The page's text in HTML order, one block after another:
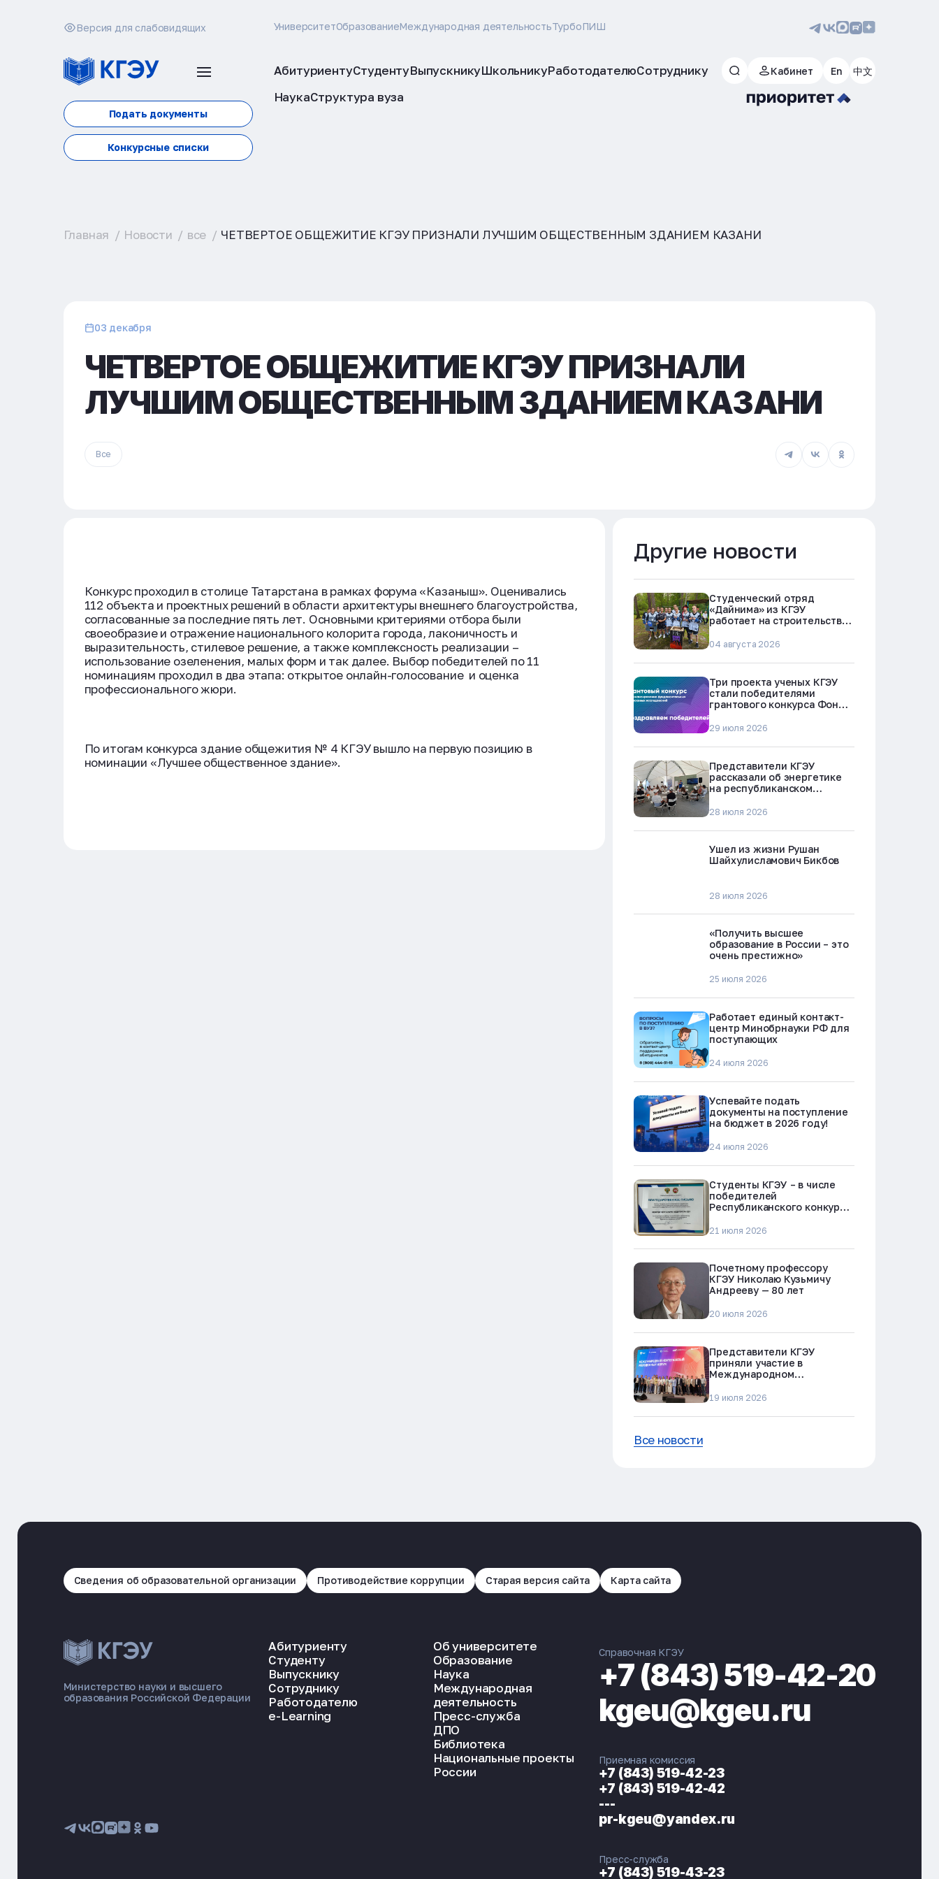
Версия для слабовидящих УниверситетОбразованиеМеждународная деятельностьТурбоПИШ
Подать документы
Конкурсные списки
АбитуриентуСтудентуВыпускникуШкольникуРаботодателюСотруднику
НаукаСтруктура вуза
Кабинет En 中文
ЭНЕРГОКОД — ПОМОЩНИК КГЭУ
Главная Новости все ЧЕТВЕРТОЕ ОБЩЕЖИТИЕ КГЭУ ПРИЗНАЛИ ЛУЧШИМ ОБЩЕСТВЕННЫМ ЗДАНИЕМ КАЗАНИ
03 декабря
ЧЕТВЕРТОЕ ОБЩЕЖИТИЕ КГЭУ ПРИЗНАЛИ
ЛУЧШИМ ОБЩЕСТВЕННЫМ ЗДАНИЕМ КАЗАНИ
Все
Конкурс проходил в столице Татарстана в рамках форума «Казаныш». Оценивались
112 объекта и проектных решений в области архитектуры внешнего благоустройства,
согласованные за последние пять лет. Основными критериями отбора были
своеобразие и отражение национального колорита города, лаконичность и
выразительность, стилевое решение, а также комплексность реализации –
использование озеленения, малых форм и так далее. Выбор победителей по 11
номинациям проходил в два этапа: открытое онлайн-голосование и оценка
профессионального жюри.
По итогам конкурса здание общежития № 4 КГЭУ вышло на первую позицию в
номинации «Лучшее общественное здание».
Другие новости
Студенческий отряд
«Дайнима» из КГЭУ
работает на строительстве
04 августа 2026
Три проекта ученых КГЭУ
стали победителями
грантового конкурса Фонда
Республики Татарстан
29 июля 2026
Представители КГЭУ
рассказали об энергетике
на республиканском
«Профессии будущего»
28 июля 2026
Ушел из жизни Рушан
Шайхулисламович Бикбов
28 июля 2026
«Получить высшее
образование в России – это
очень престижно»
25 июля 2026
Работает единый контакт-
центр Минобрнауки РФ для
поступающих
24 июля 2026
Успевайте подать
документы на поступление
на бюджет в 2026 году!
24 июля 2026
Студенты КГЭУ – в числе
победителей
Республиканского конкурса
наркотиков и телефонного
21 июля 2026
Почетному профессору
КГЭУ Николаю Кузьмичу
Андрееву — 80 лет
20 июля 2026
Представители КГЭУ
приняли участие в
Международном
форуме в Альметьевске
19 июля 2026
Все новости
Сведения об образовательной организации Противодействие коррупции Старая версия сайта Карта сайта
Министерство науки и высшего
образования Российской Федерации
Абитуриенту
Студенту
Выпускнику
Сотруднику
Работодателю
e-Learning
Об университете
Образование
Наука
Международная
деятельность
Пресс-служба
ДПО
Библиотека
Национальные проекты
России
Справочная КГЭУ
+7 (843) 519-42-20
kgeu@kgeu.ru
Приемная комиссия
+7 (843) 519-42-23
+7 (843) 519-42-42
---
pr-kgeu@yandex.ru
Пресс-служба
+7 (843) 519-43-23